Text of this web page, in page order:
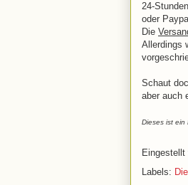
24-
oder
Die
Allerdings
Schaut
aber auch
Dieses ist ein
Eingestellt
Labels: